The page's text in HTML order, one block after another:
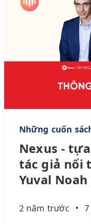
Những cuốn
Nexus -
tác giả nổi
Yuval
2 năm trước •